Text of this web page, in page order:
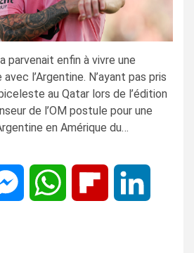
parvenait enfin à vivre une
l’Argentine. N’ayant pas pris
au Qatar lors de l’édition
de l’OM postule pour une
en Amérique du…
MessengerWhatsApp Flipboard